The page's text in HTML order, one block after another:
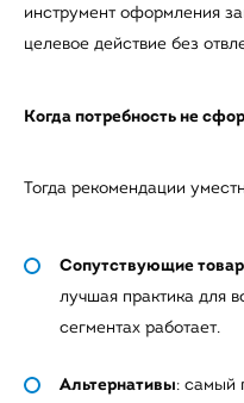
инструмент оформления
целевое действие без
Когда потребность не
Тогда рекомендации
Сопутствующие
лучшая практика для
сегментах работает.
Альтернативы: самый